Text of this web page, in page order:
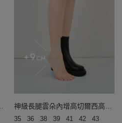
神級長腿雲朵內增高切爾西高跟
短靴
35 36 38 39 41 42 43